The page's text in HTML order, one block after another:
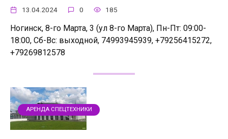
13.04.2024 0 185
Ногинск, 8-го Марта, 3 (ул 8-го Марта), Пн-Пт: 09:00-
18:00, Сб-Вс: выходной, 74993945939, +79256415272,
+79269812578
АРЕНДА СПЕЦТЕХНИКИ